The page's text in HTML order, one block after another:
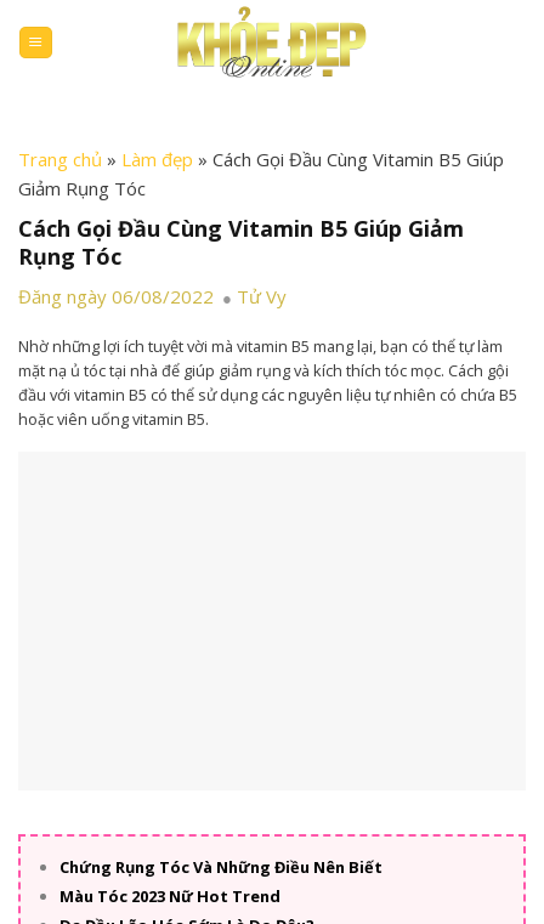
content
Trang chủ » Làm đẹp » Cách Gọi Đầu Cùng Vitamin B5 Giúp
Giảm Rụng Tóc
Cách Gọi Đầu Cùng Vitamin B5 Giúp Giảm
Rụng Tóc
Đăng ngày 06/08/2022 Tử Vy
Nhờ những lợi ích tuyệt vời mà vitamin B5 mang lại, bạn có thể tự làm
mặt nạ ủ tóc tại nhà để giúp giảm rụng và kích thích tóc mọc. Cách gội
đầu với vitamin B5 có thể sử dụng các nguyên liệu tự nhiên có chứa B5
hoặc viên uống vitamin B5.
Chứng Rụng Tóc Và Những Điều Nên Biết
Màu Tóc 2023 Nữ Hot Trend